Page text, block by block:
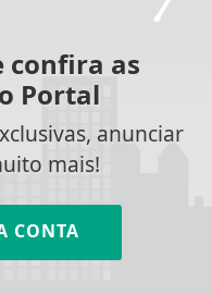
confira as
Portal
anunciar
mais!
CONTA